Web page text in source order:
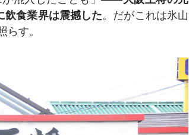
飲食業界は震撼した。だがこれは氷山
す。